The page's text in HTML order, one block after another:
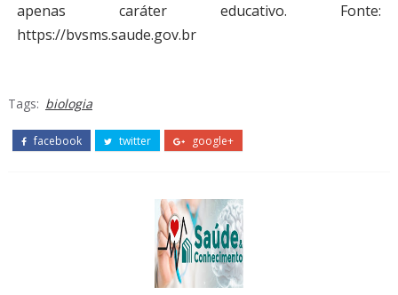
apenas caráter educativo. Fonte:
https://bvsms.saude.gov.br
Tags: biologia
facebook twitter google+